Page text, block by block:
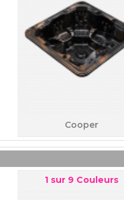
Cooper
1 sur 9 Couleurs